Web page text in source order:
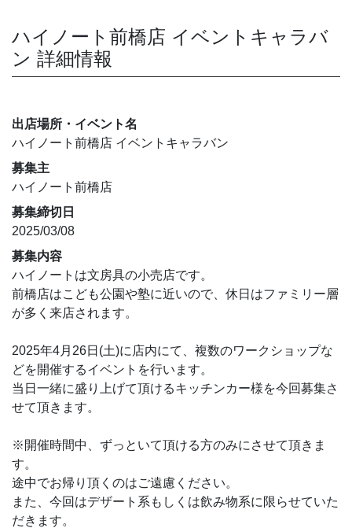
ハイノート前橋店 イベントキャラバ
ン 詳細情報
出店場所・イベント名
ハイノート前橋店 イベントキャラバン
募集主
ハイノート前橋店
募集締切日
2025/03/08
募集内容
ハイノートは文房具の小売店です。
前橋店はこども公園や塾に近いので、休日はファミリー層
が多く来店されます。
2025年4月26日(土)に店内にて、複数のワークショップな
どを開催するイベントを行います。
当日一緒に盛り上げて頂けるキッチンカー様を今回募集さ
せて頂きます。
※開催時間中、ずっといて頂ける方のみにさせて頂きま
す。
途中でお帰り頂くのはご遠慮ください。
また、今回はデザート系もしくは飲み物系に限らせていた
だきます。